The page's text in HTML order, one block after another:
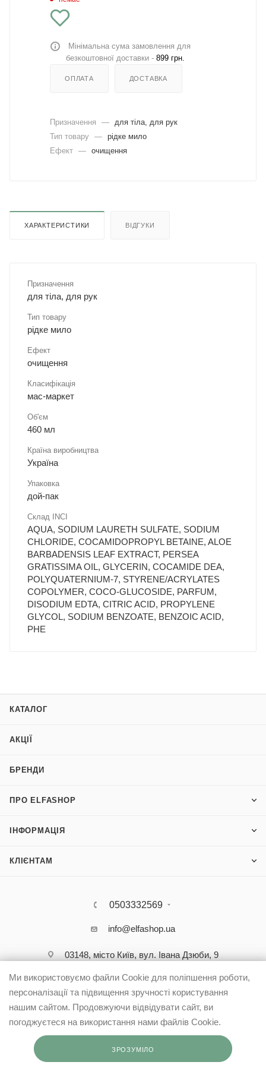
Мінімальна сума замовлення для
безкоштовної доставки - 899 грн.
ОПЛАТА ДОСТАВКА
Призначення —
для тіла, для рук
Тип товару — рідке мило
Ефект — очищення
ХАРАКТЕРИСТИКИ ВІДГУКИ
Призначення
для тіла, для рук
Тип товару
рідке мило
Ефект
очищення
Класифікація
мас-маркет
Об'єм
460 мл
Країна виробництва
Україна
Упаковка
дой-пак
Склад INCI
AQUA, SODIUM LAURETH SULFATE, SODIUM
CHLORIDE, COCAMIDOPROPYL BETAINE, ALOE
BARBADENSIS LEAF EXTRACT, PERSEA
GRATISSIMA OIL, GLYCERIN, COCAMIDE DEA,
POLYQUATERNIUM-7, STYRENE/ACRYLATES
COPOLYMER, COCO-GLUCOSIDE, PARFUM,
DISODIUM EDTA, CITRIC ACID, PROPYLENE
GLYCOL, SODIUM BENZOATE, BENZOIC ACID,
PHE
КАТАЛОГ
АКЦІЇ
БРЕНДИ
ПРО ELFASHOP
ІНФОРМАЦІЯ
КЛІЄНТАМ
0503332569
info@elfashop.ua
03148, місто Київ, вул. Івана Дзюби, 9
Ми використовуємо файли Cookie для поліпшення роботи,
персоналізації та підвищення зручності користування
нашим сайтом. Продовжуючи відвідувати сайт, ви
погоджуєтеся на використання нами файлів Cookie.
ЗРОЗУМІЛО